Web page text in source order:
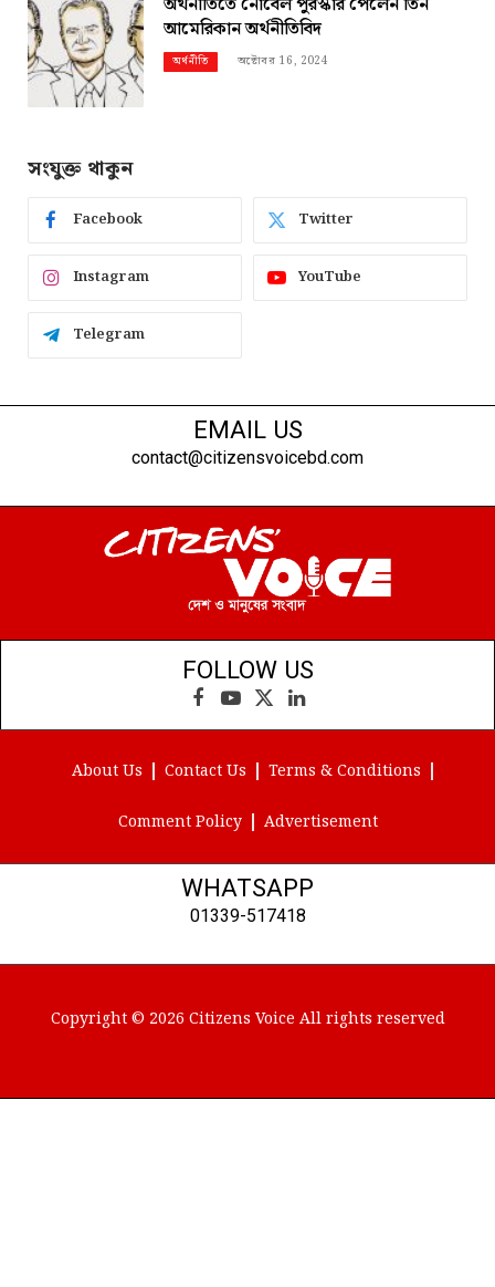
আমেরিকান অর্থনীতিবিদ
অর্থনীতি অক্টোবর 16, 2024
সংযুক্ত থাকুন
Facebook Twitter
Instagram YouTube
Telegram
EMAIL US
contact@citizensvoicebd.com
FOLLOW US
Facebook
YouTube
X
(Twitter)
LinkedIn
About Us Contact Us Terms & Conditions
Comment Policy Advertisement
WHATSAPP
01339-517418
Copyright © 2026 Citizens Voice All rights reserved